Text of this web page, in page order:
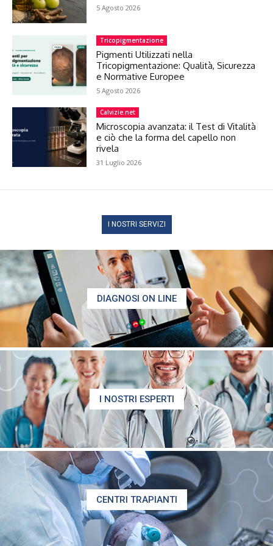
5 Agosto 2026
Tricopigmentazione
Pigmenti Utilizzati nella
Tricopigmentazione: Qualità, Sicurezza
e Normative Europee
5 Agosto 2026
Calvizie.net
Microscopia avanzata: il Test di Vitalità
e ciò che la forma del capello non
rivela
31 Luglio 2026
I NOSTRI SERVIZI
DIAGNOSI ON LINE
I NOSTRI ESPERTI
CENTRI TRAPIANTI